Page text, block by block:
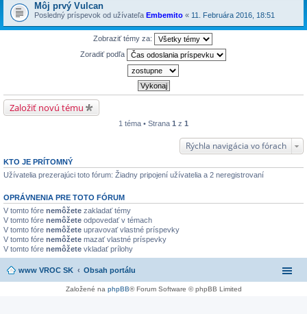
Môj prvý Vulcan
Posledný príspevok od užívateľa Embemito « 11. Februára 2016, 18:51
Zobraziť témy za:
Zoradiť podľa
Založiť novú tému
1 téma • Strana 1 z 1
Rýchla navigácia vo fórach
KTO JE PRÍTOMNÝ
Užívatelia prezerajúci toto fórum: Žiadny pripojení užívatelia a 2 neregistrovaní
OPRÁVNENIA PRE TOTO FÓRUM
V tomto fóre nemôžete zakladať témy
V tomto fóre nemôžete odpovedať v témach
V tomto fóre nemôžete upravovať vlastné príspevky
V tomto fóre nemôžete mazať vlastné príspevky
V tomto fóre nemôžete vkladať prílohy
www VROC SK Obsah portálu
Založené na phpBB® Forum Software © phpBB Limited